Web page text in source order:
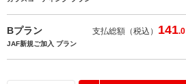
Bプラン 支払総額（税込） 141.0
JAF新規ご加入 プラン